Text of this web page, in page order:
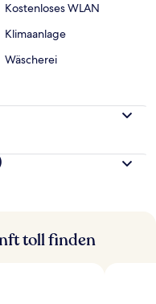
Kostenloses WLAN
Klimaanlage
Wäscherei
toll finden